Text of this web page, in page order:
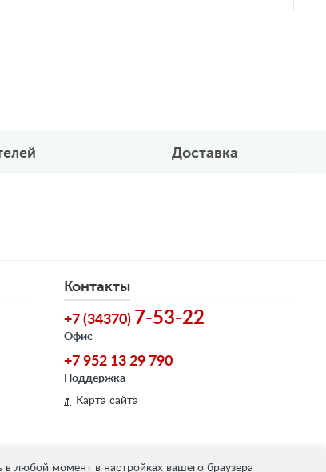
любой момент в настройках вашего браузера
Доставка
Контакты
+7 (34370) 7-53-22
Офис
+7 952 13 29 790
Поддержка
Карта сайта